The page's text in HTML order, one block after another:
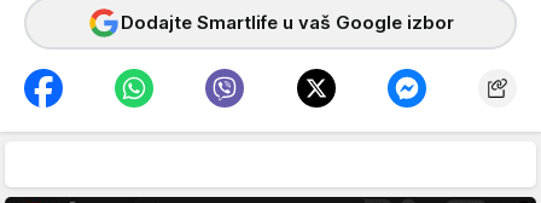
Dodajte Smartlife u vaš Google izbor